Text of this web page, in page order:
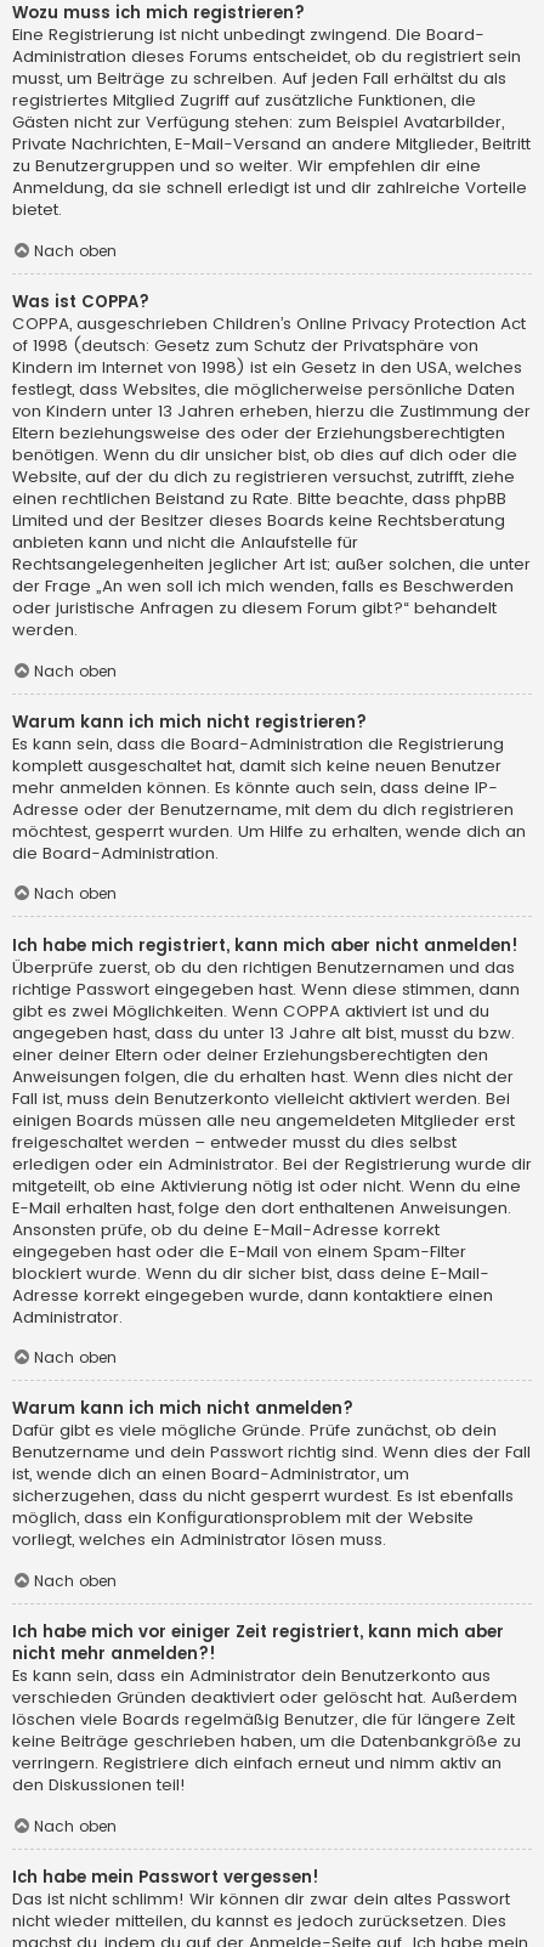
Wozu muss ich mich registrieren?
Eine Registrierung ist nicht unbedingt zwingend. Die Board-
Administration dieses Forums entscheidet, ob du registriert sein
musst, um Beiträge zu schreiben. Auf jeden Fall erhältst du als
registriertes Mitglied Zugriff auf zusätzliche Funktionen, die
Gästen nicht zur Verfügung stehen: zum Beispiel Avatarbilder,
Private Nachrichten, E-Mail-Versand an andere Mitglieder, Beitritt
zu Benutzergruppen und so weiter. Wir empfehlen dir eine
Anmeldung, da sie schnell erledigt ist und dir zahlreiche Vorteile
bietet.
Nach oben
Was ist COPPA?
COPPA, ausgeschrieben Children’s Online Privacy Protection Act
of 1998 (deutsch: Gesetz zum Schutz der Privatsphäre von
Kindern im Internet von 1998) ist ein Gesetz in den USA, welches
festlegt, dass Websites, die möglicherweise persönliche Daten
von Kindern unter 13 Jahren erheben, hierzu die Zustimmung der
Eltern beziehungsweise des oder der Erziehungsberechtigten
benötigen. Wenn du dir unsicher bist, ob dies auf dich oder die
Website, auf der du dich zu registrieren versuchst, zutrifft, ziehe
einen rechtlichen Beistand zu Rate. Bitte beachte, dass phpBB
Limited und der Besitzer dieses Boards keine Rechtsberatung
anbieten kann und nicht die Anlaufstelle für
Rechtsangelegenheiten jeglicher Art ist; außer solchen, die unter
der Frage „An wen soll ich mich wenden, falls es Beschwerden
oder juristische Anfragen zu diesem Forum gibt?“ behandelt
werden.
Nach oben
Warum kann ich mich nicht registrieren?
Es kann sein, dass die Board-Administration die Registrierung
komplett ausgeschaltet hat, damit sich keine neuen Benutzer
mehr anmelden können. Es könnte auch sein, dass deine IP-
Adresse oder der Benutzername, mit dem du dich registrieren
möchtest, gesperrt wurden. Um Hilfe zu erhalten, wende dich an
die Board-Administration.
Nach oben
Ich habe mich registriert, kann mich aber nicht anmelden!
Überprüfe zuerst, ob du den richtigen Benutzernamen und das
richtige Passwort eingegeben hast. Wenn diese stimmen, dann
gibt es zwei Möglichkeiten. Wenn COPPA aktiviert ist und du
angegeben hast, dass du unter 13 Jahre alt bist, musst du bzw.
einer deiner Eltern oder deiner Erziehungsberechtigten den
Anweisungen folgen, die du erhalten hast. Wenn dies nicht der
Fall ist, muss dein Benutzerkonto vielleicht aktiviert werden. Bei
einigen Boards müssen alle neu angemeldeten Mitglieder erst
freigeschaltet werden – entweder musst du dies selbst
erledigen oder ein Administrator. Bei der Registrierung wurde dir
mitgeteilt, ob eine Aktivierung nötig ist oder nicht. Wenn du eine
E-Mail erhalten hast, folge den dort enthaltenen Anweisungen.
Ansonsten prüfe, ob du deine E-Mail-Adresse korrekt
eingegeben hast oder die E-Mail von einem Spam-Filter
blockiert wurde. Wenn du dir sicher bist, dass deine E-Mail-
Adresse korrekt eingegeben wurde, dann kontaktiere einen
Administrator.
Nach oben
Warum kann ich mich nicht anmelden?
Dafür gibt es viele mögliche Gründe. Prüfe zunächst, ob dein
Benutzername und dein Passwort richtig sind. Wenn dies der Fall
ist, wende dich an einen Board-Administrator, um
sicherzugehen, dass du nicht gesperrt wurdest. Es ist ebenfalls
möglich, dass ein Konfigurationsproblem mit der Website
vorliegt, welches ein Administrator lösen muss.
Nach oben
Ich habe mich vor einiger Zeit registriert, kann mich aber
nicht mehr anmelden?!
Es kann sein, dass ein Administrator dein Benutzerkonto aus
verschieden Gründen deaktiviert oder gelöscht hat. Außerdem
löschen viele Boards regelmäßig Benutzer, die für längere Zeit
keine Beiträge geschrieben haben, um die Datenbankgröße zu
verringern. Registriere dich einfach erneut und nimm aktiv an
den Diskussionen teil!
Nach oben
Ich habe mein Passwort vergessen!
Das ist nicht schlimm! Wir können dir zwar dein altes Passwort
nicht wieder mitteilen, du kannst es jedoch zurücksetzen. Dies